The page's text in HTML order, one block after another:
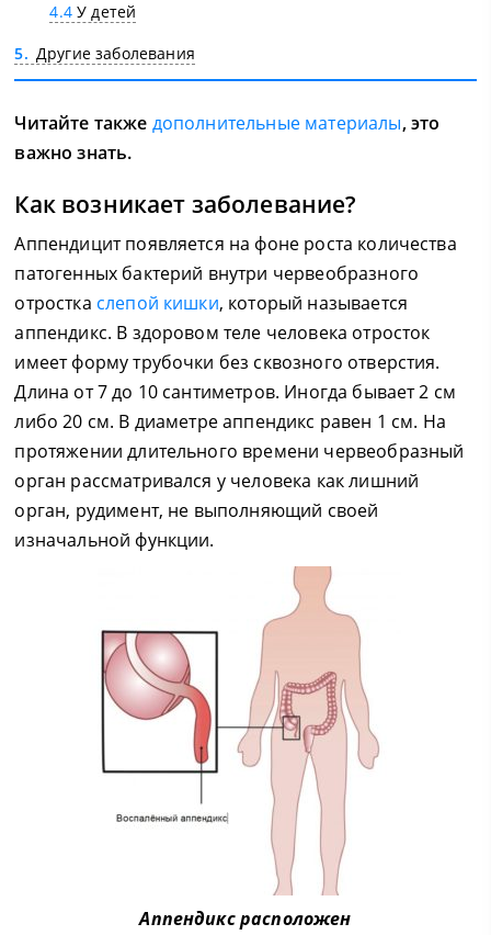
4.4У детей
5
Другие заболевания
Читайте также дополнительные материалы, это
важно знать.
Как возникает заболевание?
Аппендицит появляется на фоне роста количества
патогенных бактерий внутри червеобразного
отростка слепой кишки, который называется
аппендикс. В здоровом теле человека отросток
имеет форму трубочки без сквозного отверстия.
Длина от 7 до 10 сантиметров. Иногда бывает 2 см
либо 20 см. В диаметре аппендикс равен 1 см. На
протяжении длительного времени червеобразный
орган рассматривался у человека как лишний
орган, рудимент, не выполняющий своей
изначальной функции.
Аппендикс расположен